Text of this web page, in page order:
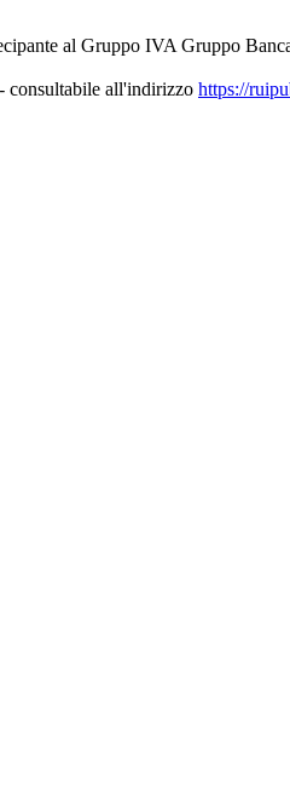
al Gruppo IVA Gruppo
consultabile all'indirizzo https://